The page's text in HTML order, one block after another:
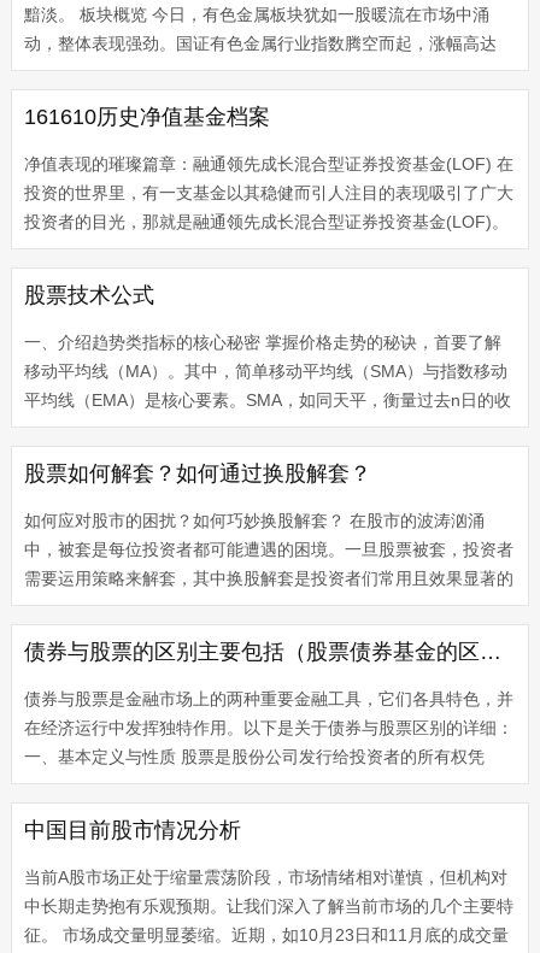
黯淡。 板块概览 今日，有色金属板块犹如一股暖流在市场中涌
动，整体表现强劲。国证有色金属行业指数腾空而起，涨幅高达
3.05%。在这一大背景下，众多龙头企业股价扶摇直上，成为市场
161610历史净值基金档案
净值表现的璀璨篇章：融通领先成长混合型证券投资基金(LOF) 在
投资的世界里，有一支基金以其稳健而引人注目的表现吸引了广大
投资者的目光，那就是融通领先成长混合型证券投资基金(LOF)。
让我们一同其背后的净值表现与投资魅力。 截至2025年11月28
股票技术公式
一、介绍趋势类指标的核心秘密 掌握价格走势的秘诀，首要了解
移动平均线（MA）。其中，简单移动平均线（SMA）与指数移动
平均线（EMA）是核心要素。SMA，如同天平，衡量过去n日的收
盘价平均值；而EMA则如一条灵活的曲线，敏锐捕捉近期的价格变
股票如何解套？如何通过换股解套？
如何应对股市的困扰？如何巧妙换股解套？ 在股市的波涛汹涌
中，被套是每位投资者都可能遭遇的困境。一旦股票被套，投资者
需要运用策略来解套，其中换股解套是投资者们常用且效果显著的
方法。换股是一种主动性的解套策略，运用得当，可以降低投资成
债券与股票的区别主要包括（股票债券基金的区别和联系）
债券与股票是金融市场上的两种重要金融工具，它们各具特色，并
在经济运行中发挥独特作用。以下是关于债券与股票区别的详细：
一、基本定义与性质 股票是股份公司发行给投资者的所有权凭
证，代表股东对公司的所有权。购买股票意味着成为公司股东，享
中国目前股市情况分析
当前A股市场正处于缩量震荡阶段，市场情绪相对谨慎，但机构对
中长期走势抱有乐观预期。让我们深入了解当前市场的几个主要特
征。 市场成交量明显萎缩。近期，如10月23日和11月底的成交量